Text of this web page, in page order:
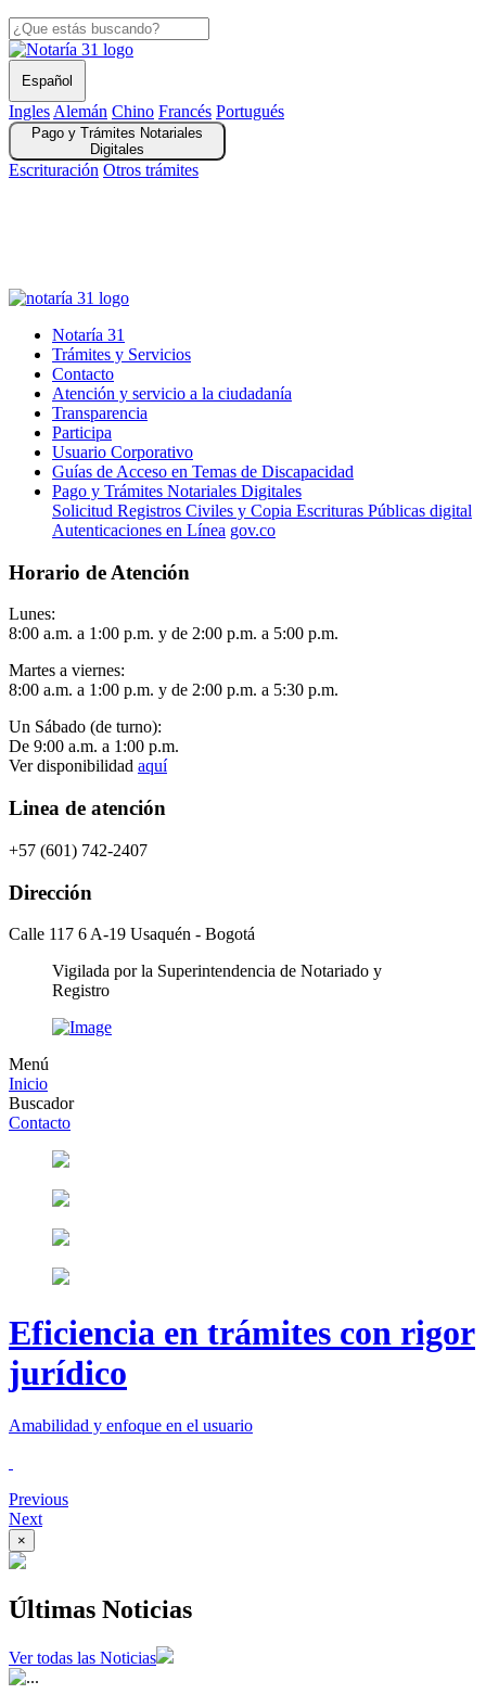
Español
Ingles Alemán Chino Francés Portugués
Pago y Trámites Notariales
Digitales
Escrituración Otros trámites
Notaría 31
Trámites y Servicios
Contacto
Atención y servicio a la ciudadanía
Transparencia
Participa
Usuario Corporativo
Guías de Acceso en Temas de Discapacidad
Pago y Trámites Notariales Digitales
Solicitud Registros Civiles y Copia Escrituras Públicas digital
Autenticaciones en Línea gov.co
Horario de Atención
Lunes:
8:00 a.m. a 1:00 p.m. y de 2:00 p.m. a 5:00 p.m.
Martes a viernes:
8:00 a.m. a 1:00 p.m. y de 2:00 p.m. a 5:30 p.m.
Un Sábado (de turno):
De 9:00 a.m. a 1:00 p.m.
Ver disponibilidad aquí
Linea de atención
+57 (601) 742-2407
Dirección
Calle 117 6 A-19 Usaquén - Bogotá
Vigilada por la Superintendencia de Notariado y
Registro
Menú
Inicio
Buscador
Contacto
Eficiencia en trámites con rigor
jurídico
Amabilidad y enfoque en el usuario
Previous
Next
×
Últimas Noticias
Ver todas las Noticias